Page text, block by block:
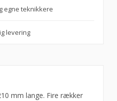
mm lange. Fire rækker
egne teknikkere
levering